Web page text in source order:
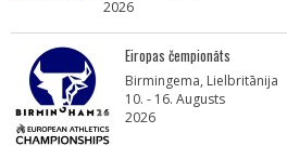
2026
Eiropas čempionāts
Birmingema, Lielbritānija
10. - 16. Augusts
2026